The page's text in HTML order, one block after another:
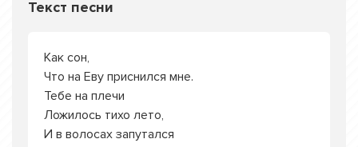
Текст песни
Как сон,
Что на Еву приснился мне.
Тебе на плечи
Ложилось тихо лето,
И в волосах запутался